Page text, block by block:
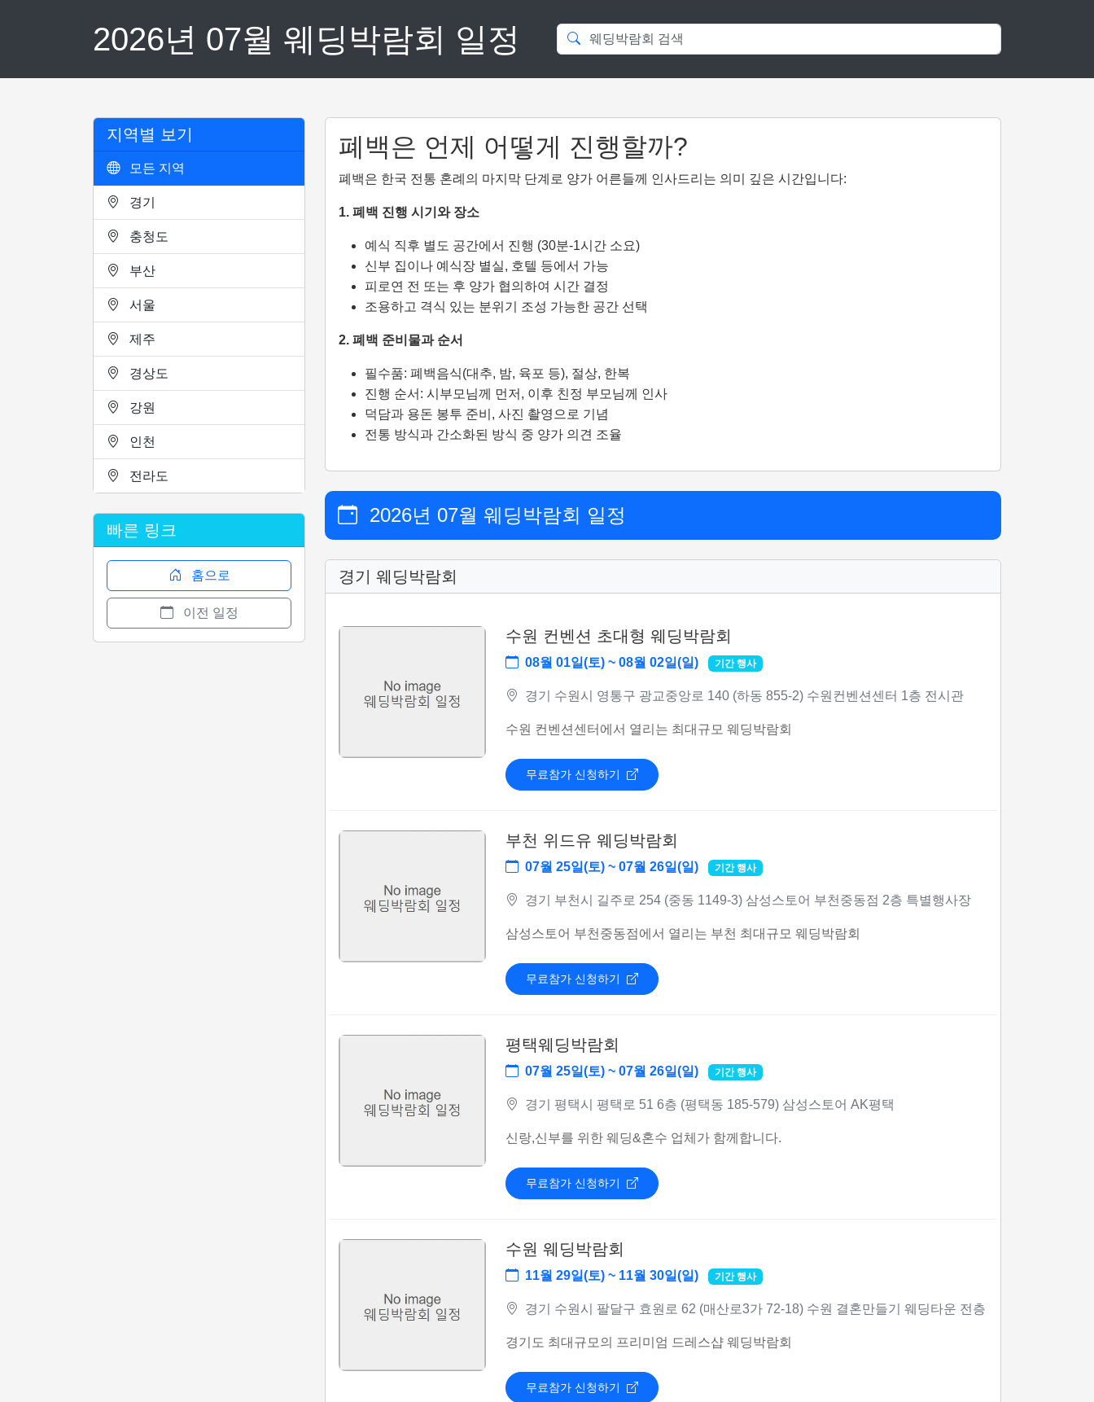
2026년 07월 웨딩박람회 일정
지역별 보기
모든 지역
경기
충청도
부산
서울
제주
경상도
강원
인천
전라도
빠른 링크
홈으로
이전 일정
폐백은 언제 어떻게 진행할까?
폐백은 한국 전통 혼례의 마지막 단계로 양가 어른들께 인사드리는 의미 깊은 시간입니다:
1. 폐백 진행 시기와 장소
예식 직후 별도 공간에서 진행 (30분-1시간 소요)
신부 집이나 예식장 별실, 호텔 등에서 가능
피로연 전 또는 후 양가 협의하여 시간 결정
조용하고 격식 있는 분위기 조성 가능한 공간 선택
2. 폐백 준비물과 순서
필수품: 폐백음식(대추, 밤, 육포 등), 절상, 한복
진행 순서: 시부모님께 먼저, 이후 친정 부모님께 인사
덕담과 용돈 봉투 준비, 사진 촬영으로 기념
전통 방식과 간소화된 방식 중 양가 의견 조율
2026년 07월 웨딩박람회 일정
경기 웨딩박람회
수원 컨벤션 초대형 웨딩박람회
08월 01일(토) ~ 08월 02일(일) 기간 행사
경기 수원시 영통구 광교중앙로 140 (하동 855-2) 수원컨벤션센터 1층 전시관
수원 컨벤션센터에서 열리는 최대규모 웨딩박람회
무료참가 신청하기
부천 위드유 웨딩박람회
07월 25일(토) ~ 07월 26일(일) 기간 행사
경기 부천시 길주로 254 (중동 1149-3) 삼성스토어 부천중동점 2층 특별행사장
삼성스토어 부천중동점에서 열리는 부천 최대규모 웨딩박람회
무료참가 신청하기
평택웨딩박람회
07월 25일(토) ~ 07월 26일(일) 기간 행사
경기 평택시 평택로 51 6층 (평택동 185-579) 삼성스토어 AK평택
신랑,신부를 위한 웨딩&혼수 업체가 함께합니다.
무료참가 신청하기
수원 웨딩박람회
11월 29일(토) ~ 11월 30일(일) 기간 행사
경기 수원시 팔달구 효원로 62 (매산로3가 72-18) 수원 결혼만들기 웨딩타운 전층
경기도 최대규모의 프리미엄 드레스샵 웨딩박람회
무료참가 신청하기